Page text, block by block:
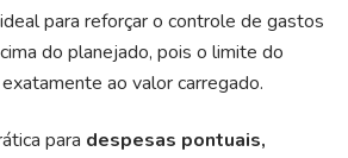
para reforçar o controle de gastos
do planejado, pois o limite do
ao valor carregado.
para despesas pontuais,